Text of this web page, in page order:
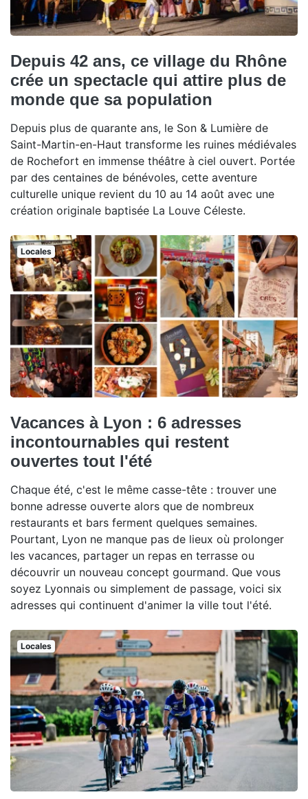
Depuis 42 ans, ce village du Rhône
crée un spectacle qui attire plus de
monde que sa population
Depuis plus de quarante ans, le Son & Lumière de
Saint-Martin-en-Haut transforme les ruines médiévales
de Rochefort en immense théâtre à ciel ouvert. Portée
par des centaines de bénévoles, cette aventure
culturelle unique revient du 10 au 14 août avec une
création originale baptisée La Louve Céleste.
Locales
Vacances à Lyon : 6 adresses
incontournables qui restent
ouvertes tout l'été
Chaque été, c'est le même casse-tête : trouver une
bonne adresse ouverte alors que de nombreux
restaurants et bars ferment quelques semaines.
Pourtant, Lyon ne manque pas de lieux où prolonger
les vacances, partager un repas en terrasse ou
découvrir un nouveau concept gourmand. Que vous
soyez Lyonnais ou simplement de passage, voici six
adresses qui continuent d'animer la ville tout l'été.
Locales